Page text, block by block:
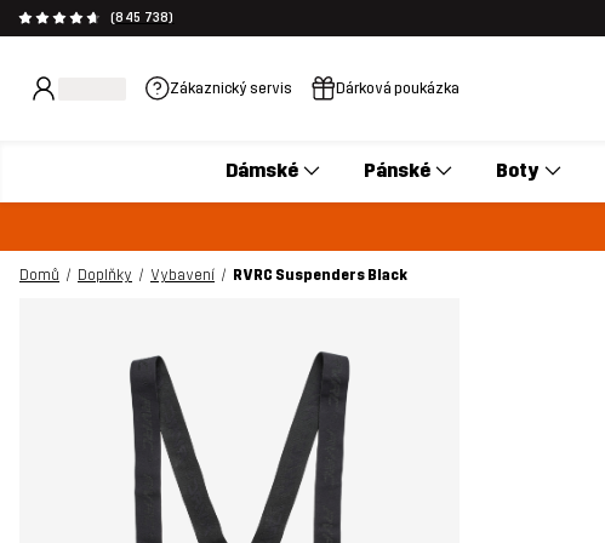
(845 738)
Zákaznický servis Dárková poukázka
Dámské Pánské Boty
Domů Doplňky Vybavení
RVRC Suspenders Black